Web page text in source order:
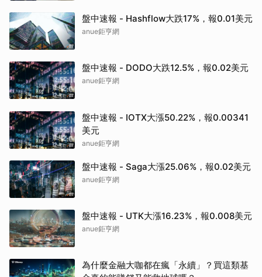
盤中速報 - Hashflow大跌17%，報0.01美元
anue鉅亨網
盤中速報 - DODO大跌12.5%，報0.02美元
anue鉅亨網
盤中速報 - IOTX大漲50.22%，報0.00341
美元
anue鉅亨網
盤中速報 - Saga大漲25.06%，報0.02美元
anue鉅亨網
盤中速報 - UTK大漲16.23%，報0.008美元
anue鉅亨網
為什麼金融大咖都在瘋「永續」？買這類基